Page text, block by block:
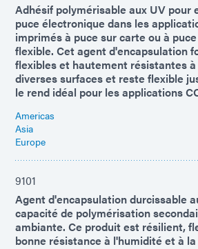
Adhésif polymérisable aux UV pour
puce électronique dans les
imprimés à puce sur carte ou à
flexible. Cet agent d'encapsulation
flexibles et hautement résistantes
diverses surfaces et reste flexible
le rend idéal pour les applications
Americas
Asia
Europe
9101
Agent d'encapsulation durcissable
capacité de polymérisation
ambiante. Ce produit est résilient,
bonne résistance à l'humidité et à la